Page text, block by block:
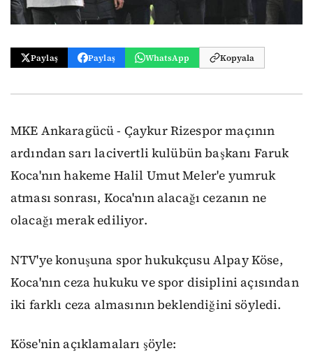
Paylaş Paylaş WhatsApp Kopyala
MKE Ankaragücü - Çaykur Rizespor maçının
ardından sarı lacivertli kulübün başkanı Faruk
Koca'nın hakeme Halil Umut Meler'e yumruk
atması sonrası, Koca'nın alacağı cezanın ne
olacağı merak ediliyor.
NTV'ye konuşuna spor hukukçusu Alpay Köse,
Koca'nın ceza hukuku ve spor disiplini açısından
iki farklı ceza almasının beklendiğini söyledi.
Köse'nin açıklamaları şöyle: